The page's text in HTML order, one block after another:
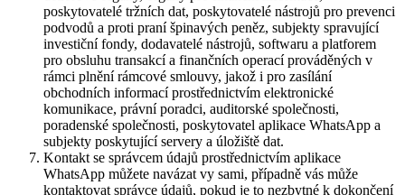
poskytovatelé tržních dat, poskytovatelé nástrojů pro prevenci
podvodů a proti praní špinavých peněz, subjekty spravující
investiční fondy, dodavatelé nástrojů, softwaru a platforem
pro obsluhu transakcí a finančních operací prováděných v
rámci plnění rámcové smlouvy, jakož i pro zasílání
obchodních informací prostřednictvím elektronické
komunikace, právní poradci, auditorské společnosti,
poradenské společnosti, poskytovatel aplikace WhatsApp a
subjekty poskytující servery a úložiště dat.
Kontakt se správcem údajů prostřednictvím aplikace
WhatsApp můžete navázat vy sami, případně vás může
kontaktovat správce údajů, pokud je to nezbytné k dokončení